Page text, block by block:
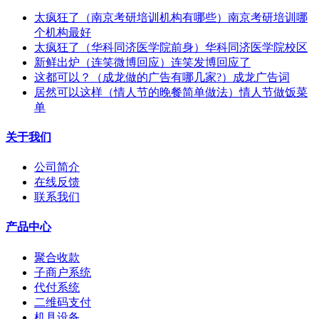
太疯狂了（南京考研培训机构有哪些）南京考研培训哪
个机构最好
太疯狂了（华科同济医学院前身）华科同济医学院校区
新鲜出炉（连笑微博回应）连笑发博回应了
这都可以？（成龙做的广告有哪几家?）成龙广告词
居然可以这样（情人节的晚餐简单做法）情人节做饭菜
单
关于我们
公司简介
在线反馈
联系我们
产品中心
聚合收款
子商户系统
代付系统
二维码支付